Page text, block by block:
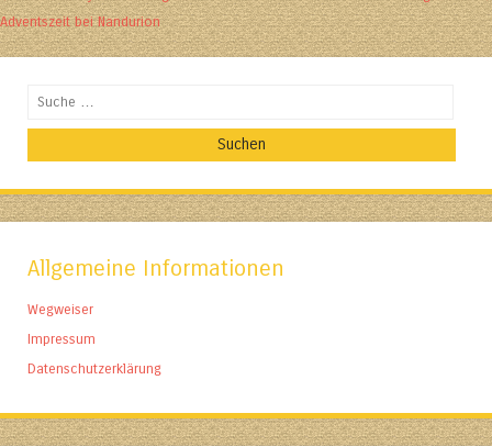
Adventszeit bei Nandurion
Suchen
Allgemeine Informationen
Wegweiser
Impressum
Datenschutzerklärung